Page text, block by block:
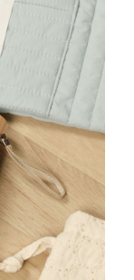
本公司不負相關責
戶狀況，依本公司即
本公司將視審查結果
現惡意使用之情形，
採取法律行動。